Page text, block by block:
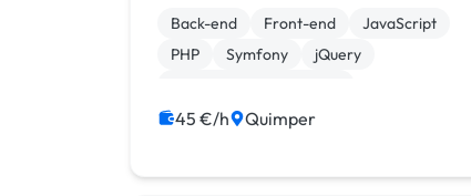
Travaillant sur des sujets tous variés mais
tout aussi complexe, cela m'a permis
Back-end Front-end
JavaScript
PHP
Symfony
jQuery
45 €/h Quimper